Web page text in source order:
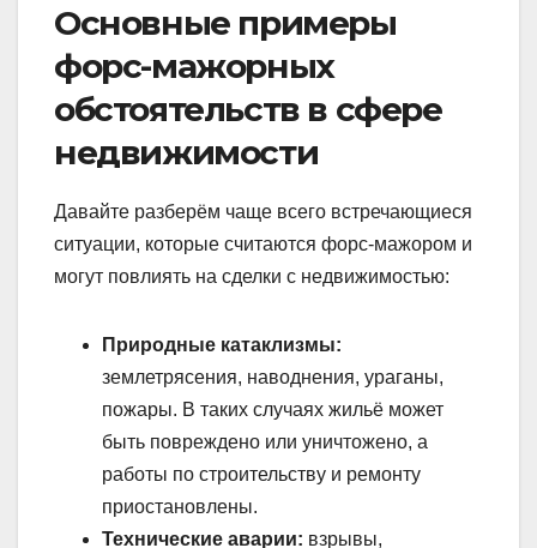
Основные примеры
форс-мажорных
обстоятельств в сфере
недвижимости
Давайте разберём чаще всего встречающиеся
ситуации, которые считаются форс-мажором и
могут повлиять на сделки с недвижимостью:
Природные катаклизмы:
землетрясения, наводнения, ураганы,
пожары. В таких случаях жильё может
быть повреждено или уничтожено, а
работы по строительству и ремонту
приостановлены.
Технические аварии: взрывы,